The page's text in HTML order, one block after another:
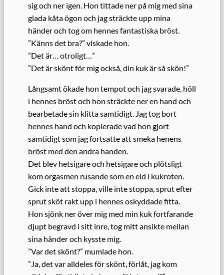
sig och ner igen. Hon tittade ner på mig med sina
glada kåta ögon och jag sträckte upp mina
händer och tog om hennes fantastiska bröst.
”Känns det bra?” viskade hon.
”Det är… otroligt…”
”Det är skönt för mig också, din kuk är så skön!”
Långsamt ökade hon tempot och jag svarade, höll
i hennes bröst och hon sträckte ner en hand och
bearbetade sin klitta samtidigt. Jag tog bort
hennes hand och kopierade vad hon gjort
samtidigt som jag fortsatte att smeka henens
bröst med den andra handen.
Det blev hetsigare och hetsigare och plötsligt
kom orgasmen rusande som en eld i kukroten.
Gick inte att stoppa, ville inte stoppa, sprut efter
sprut sköt rakt upp i hennes oskyddade fitta.
Hon sjönk ner över mig med min kuk fortfarande
djupt begravd i sitt inre, tog mitt ansikte mellan
sina händer och kysste mig.
”Var det skönt?” mumlade hon.
”Ja, det var alldeles för skönt, förlåt, jag kom